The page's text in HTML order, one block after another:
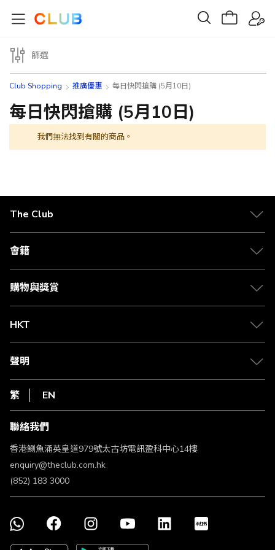
Club Shopping 推廣優惠 每日快閃搶購 (5月10日)
每日快閃搶購 (5月10日)
我們無法找到有關的商品。
篩選
The Club
關於 The Club
合作夥伴
媒體中心
會籍
會籍及專屬禮遇
賺取積分
購物與獎賞
物流與配送
Club Shopping 商品領取站
常見問題
HKT
csl.
1010
HKT
聲明
私隱聲明
使用條款
條款及細則
不歧視及不騷擾聲明
認可牌照及通告
繁 EN
聯絡我們
香港鰂魚涌英皇道979號太古坊電訊盈科中心14樓
enquiry@theclub.com.hk
(852) 183 3000